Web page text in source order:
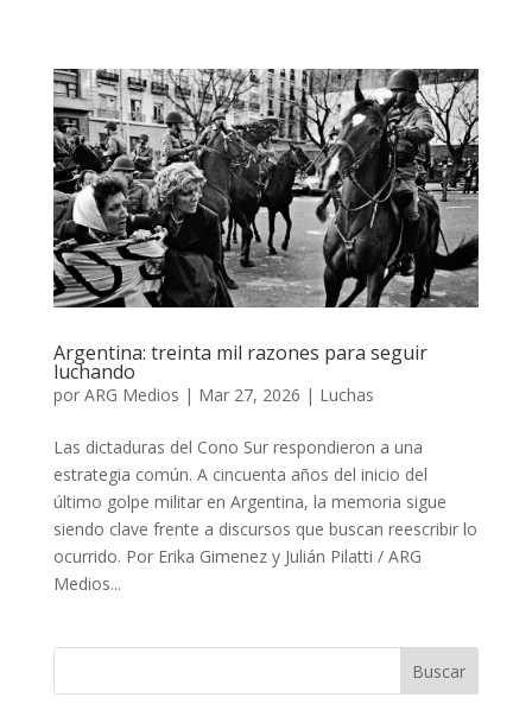
Argentina: treinta mil razones para seguir
luchando
por ARG Medios | Mar 27, 2026 | Luchas
Las dictaduras del Cono Sur respondieron a una
estrategia común. A cincuenta años del inicio del
último golpe militar en Argentina, la memoria sigue
siendo clave frente a discursos que buscan reescribir lo
ocurrido. Por Erika Gimenez y Julián Pilatti / ARG
Medios...
Buscar